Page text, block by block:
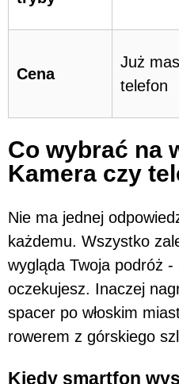
Cena
Już
telefon
Co wybrać na
Kamera czy
Nie ma jednej
każdemu. Wszystko
wygląda Twoja podróż
oczekujesz. Inaczej
spacer po włoskim
rowerem z górskiego
Kiedy smartfon